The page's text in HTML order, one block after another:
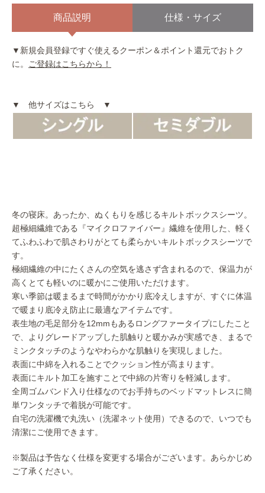
商品説明 仕様・サイズ
▼新規会員登録ですぐ使えるクーポン＆ポイント還元でおトク
に。
ご登録はこちらから！
▼ 他サイズはこちら ▼
冬の寝床。あったか、ぬくもりを感じるキルトボックスシーツ。
超極細繊維である『マイクロファイバー』繊維を使用した、軽く
てふわふわで肌さわりがとても柔らかいキルトボックスシーツで
す。
極細繊維の中にたくさんの空気を逃さず含まれるので、保温力が
高くとても軽いのに暖かにご使用いただけます。
寒い季節は暖まるまで時間がかかり底冷えしますが、すぐに体温
で暖まり底冷え防止に最適なアイテムです。
表生地の毛足部分を12mmもあるロングファータイプにしたこと
で、よりグレードアップした肌触りと暖かみが実感でき、まるで
ミンクタッチのようなやわらかな肌触りを実現しました。
表面に中綿を入れることでクッション性が高まります。
表面にキルト加工を施すことで中綿の片寄りを軽減します。
全周ゴムバンド入り仕様なのでお手持ちのベッドマットレスに簡
単ワンタッチで着脱が可能です。
自宅の洗濯機で丸洗い（洗濯ネット使用）できるので、いつでも
清潔にご使用できます。
※製品は予告なく仕様を変更する場合がございます。あらかじめ
ご了承ください。